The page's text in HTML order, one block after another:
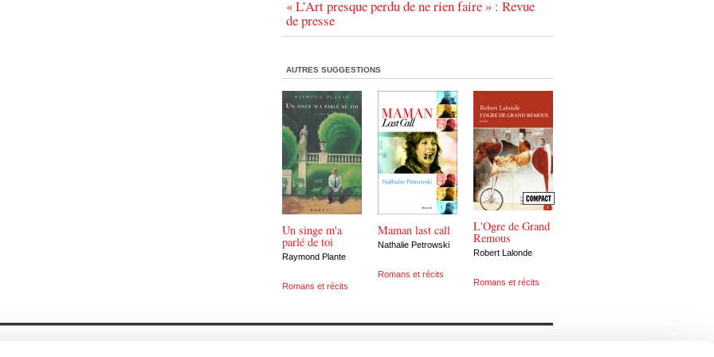
« L’Art presque perdu de ne rien faire » : Revue
de presse
AUTRES SUGGESTIONS
Un singe m'a
parlé de toi
Raymond Plante
Romans et récits
Maman last call
Nathalie Petrowski
Romans et récits
L'Ogre de Grand
Remous
Robert Lalonde
Romans et récits